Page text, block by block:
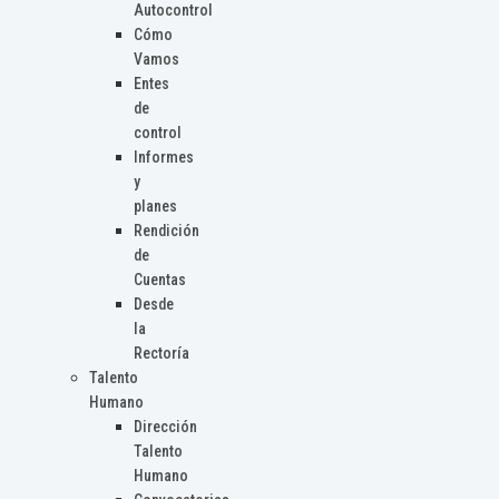
Autocontrol
Cómo
Vamos
Entes
de
control
Informes
y
planes
Rendición
de
Cuentas
Desde
la
Rectoría
Talento
Humano
Dirección
Talento
Humano